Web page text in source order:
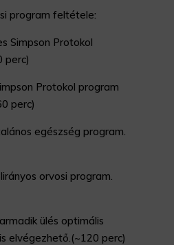
program feltétele:
Simpson Protokol
perc)
Protokol program
perc)
egészség program.
orvosi program.
ülés optimális
elvégezhető.(~120 perc)